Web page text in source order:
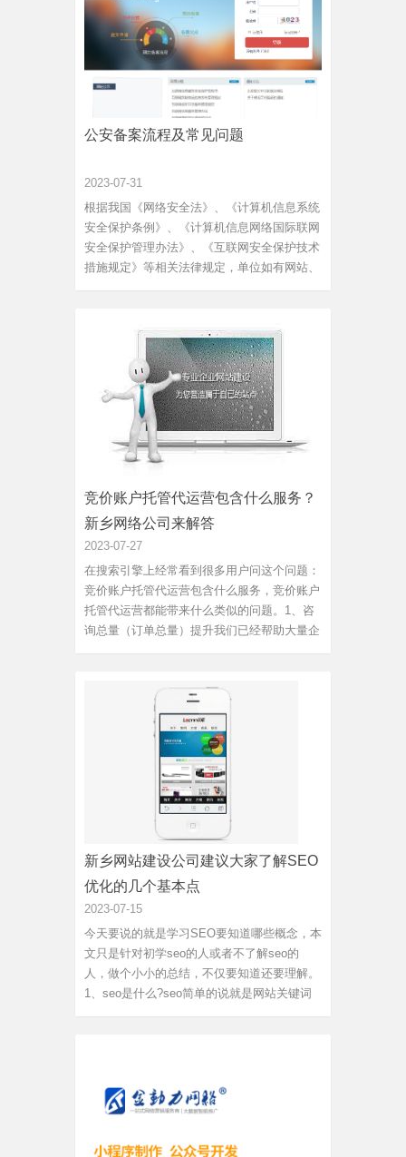
公安备案流程及常见问题
2023-07-31
根据我国《网络安全法》、《计算机信息系统
安全保护条例》、《计算机信息网络国际联网
安全保护管理办法》、《互联网安全保护技术
措施规定》等相关法律规定，单位如有网站、
管理服务平台www.beian.gov.cn进行备案。同
时为方便进行相关管理。...
竞价账户托管代运营包含什么服务？
新乡网络公司来解答
2023-07-27
在搜索引擎上经常看到很多用户问这个问题：
竞价账户托管代运营包含什么服务，竞价账户
托管代运营都能带来什么类似的问题。1、咨
询总量（订单总量）提升我们已经帮助大量企
无效广告投入控制与节约任何一个百度竞价成
新乡网站建设公司建议大家了解SEO
优化的几个基本点
2023-07-15
今天要说的就是学习SEO要知道哪些概念，本
文只是针对初学seo的人或者不了解seo的
人，做个小小的总结，不仅要知道还要理解。
1、seo是什么?seo简单的说就是网站关键词